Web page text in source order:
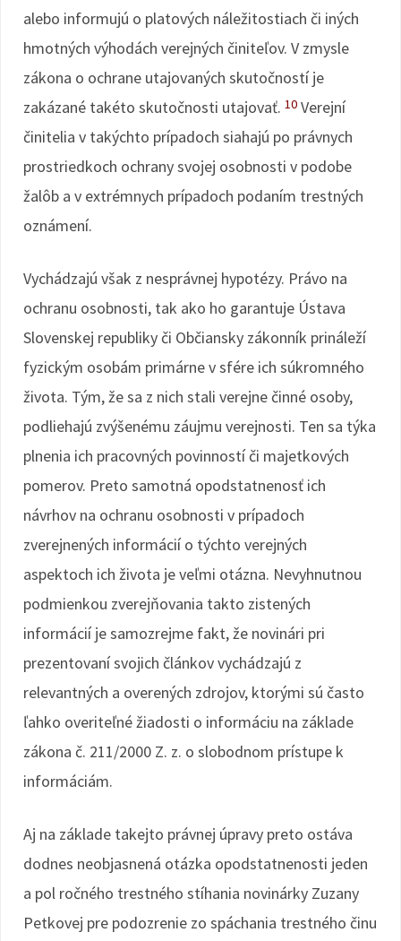
alebo informujú o platových náležitostiach či iných
hmotných výhodách verejných činiteľov. V zmysle
zákona o ochrane utajovaných skutočností je
zakázané takéto skutočnosti utajovať. 10 Verejní
činitelia v takýchto prípadoch siahajú po právnych
prostriedkoch ochrany svojej osobnosti v podobe
žalôb a v extrémnych prípadoch podaním trestných
oznámení.
Vychádzajú však z nesprávnej hypotézy. Právo na
ochranu osobnosti, tak ako ho garantuje Ústava
Slovenskej republiky či Občiansky zákonník prináleží
fyzickým osobám primárne v sfére ich súkromného
života. Tým, že sa z nich stali verejne činné osoby,
podliehajú zvýšenému záujmu verejnosti. Ten sa týka
plnenia ich pracovných povinností či majetkových
pomerov. Preto samotná opodstatnenosť ich
návrhov na ochranu osobnosti v prípadoch
zverejnených informácií o týchto verejných
aspektoch ich života je veľmi otázna. Nevyhnutnou
podmienkou zverejňovania takto zistených
informácií je samozrejme fakt, že novinári pri
prezentovaní svojich článkov vychádzajú z
relevantných a overených zdrojov, ktorými sú často
ľahko overiteľné žiadosti o informáciu na základe
zákona č. 211/2000 Z. z. o slobodnom prístupe k
informáciám.
Aj na základe takejto právnej úpravy preto ostáva
dodnes neobjasnená otázka opodstatnenosti jeden
a pol ročného trestného stíhania novinárky Zuzany
Petkovej pre podozrenie zo spáchania trestného činu